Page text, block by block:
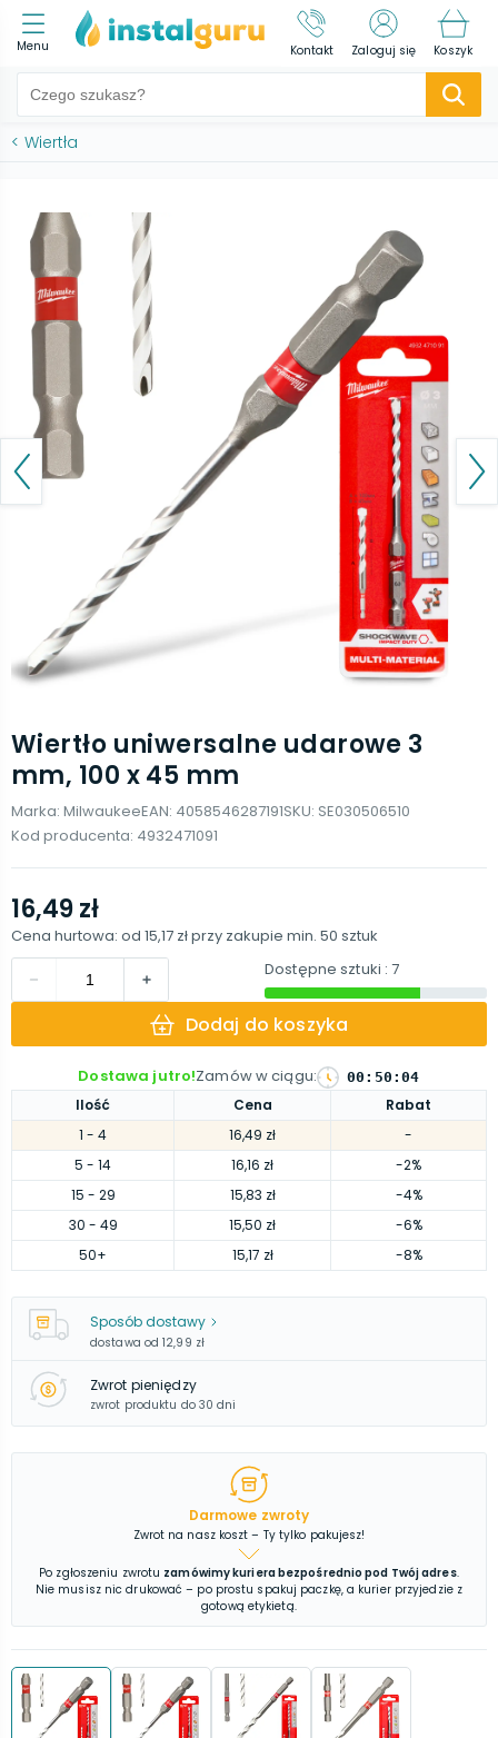
Menu Kontakt Zaloguj się Koszyk
< Wiertła
Wiertło uniwersalne udarowe 3
mm, 100 x 45 mm
Marka: MilwaukeeEAN: 4058546287191SKU: SE030506510
Kod producenta: 4932471091
Ilość Cena
Rabat
1 - 4 16,49 zł
-
5 - 14 16,16 zł
-2%
15 - 29 15,83 zł
-4%
30 - 49 15,50 zł
-6%
50+ 15,17 zł -8%
16,49 zł
Cena hurtowa: od 15,17 złprzy zakupie min. 50 sztuk
Dostępne sztuki : 7
Dodaj do koszyka
Dostawa jutro!Zamów w ciągu: 00 : 50 :03
Sposób dostawy
dostawa od 12,99 zł
Zwrot pieniędzy
zwrot produktu do 30 dni
Darmowe zwroty
Zwrot na nasz koszt – Ty tylko pakujesz!
Po zgłoszeniu zwrotu zamówimy kuriera bezpośrednio pod Twój adres.
Nie musisz nic drukować – po prostu spakuj paczkę, a kurier przyjedzie z
gotową etykietą.